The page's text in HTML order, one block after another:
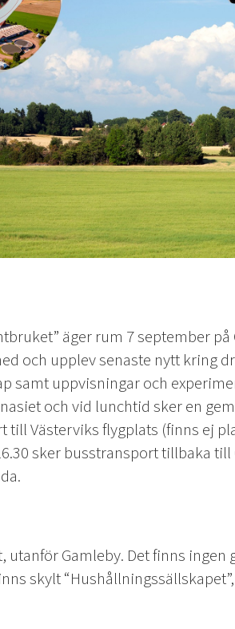
äger rum 7 september
och upplev senaste nytt kring
samt uppvisningar och
och vid lunchtid sker en
Västerviks flygplats (finns ej
sker busstransport tillbaka
utanför Gamleby. Det finns ingen
skylt